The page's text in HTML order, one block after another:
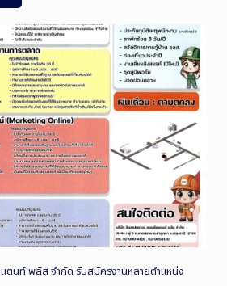
ตนท์ พลัส จำกัด รับสมัครงานหลายตำแหน่ง